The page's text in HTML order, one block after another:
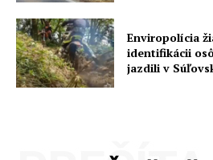
Enviropolícia
identifikácii
jazdili v